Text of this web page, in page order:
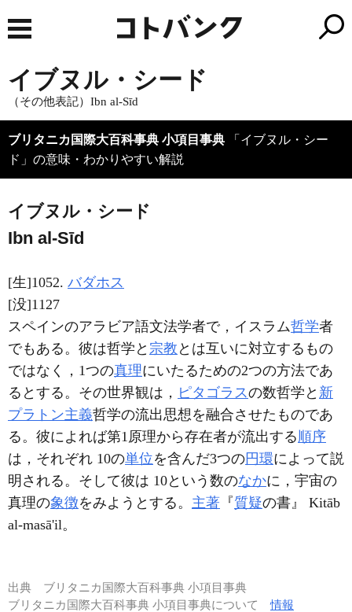
イブヌル・シード
（その他表記）Ibn al-Sīd
ブリタニカ国際大百科事典 小項目事典 「イブヌル・シー
ド」の意味・わかりやすい解説
イブヌル・シード
Ibn al-Sīd
[生]1052. バダホス
[没]1127
スペインのアラビア語文法学者で，イスラム哲学者
でもある。彼は哲学と 宗教 とは互いに対立するもの
ではなく，1つの真理にいたるための2つの方法であ
るとする。その世界観は， ピタゴラスの数哲学と 新
プラトン主義哲学の流出思想を融合させたものであ
る。彼によれば第1原理から存在者が流出する順序
は，それぞれ 10の単位を含んだ3つの円環によって説
明される。そして彼は 10という数のなかに，宇宙の
真理の象徴をみようとする。 主著 『質疑の書』 Kitāb
al-masā'il。
出典 ブリタニカ国際大百科事典 小項目事典
ブリタニカ国際大百科事典 小項目事典について情報